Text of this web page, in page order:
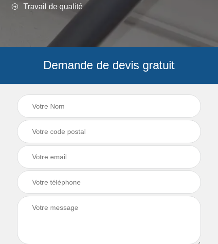
Travail de qualité
Demande de devis gratuit